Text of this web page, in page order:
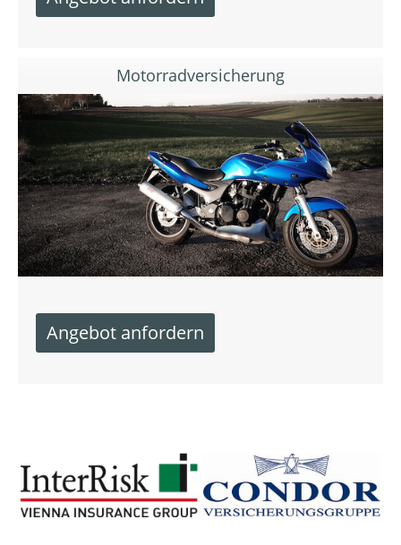
Motorradversicherung